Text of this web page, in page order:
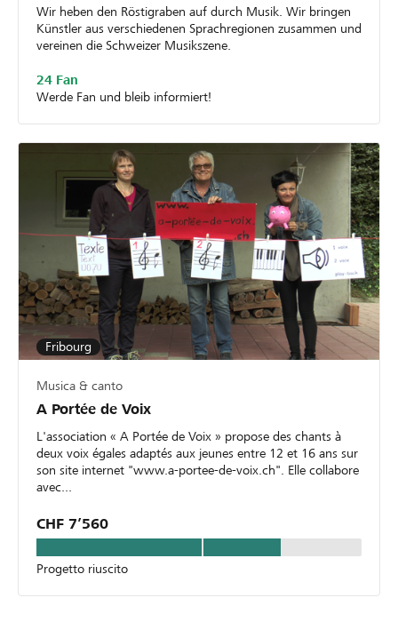
Wir heben den Röstigraben auf durch Musik. Wir bringen
Künstler aus verschiedenen Sprachregionen zusammen und
vereinen die Schweizer Musikszene.
24 Fan
Werde Fan und bleib informiert!
Fribourg
Musica & canto
A Portée de Voix
L'association « A Portée de Voix » propose des chants à
deux voix égales adaptés aux jeunes entre 12 et 16 ans sur
son site internet "www.a-portee-de-voix.ch". Elle collabore
avec...
CHF 7’560
Progetto riuscito